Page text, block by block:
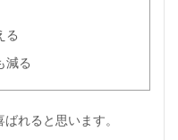
る
減る
れると思います。